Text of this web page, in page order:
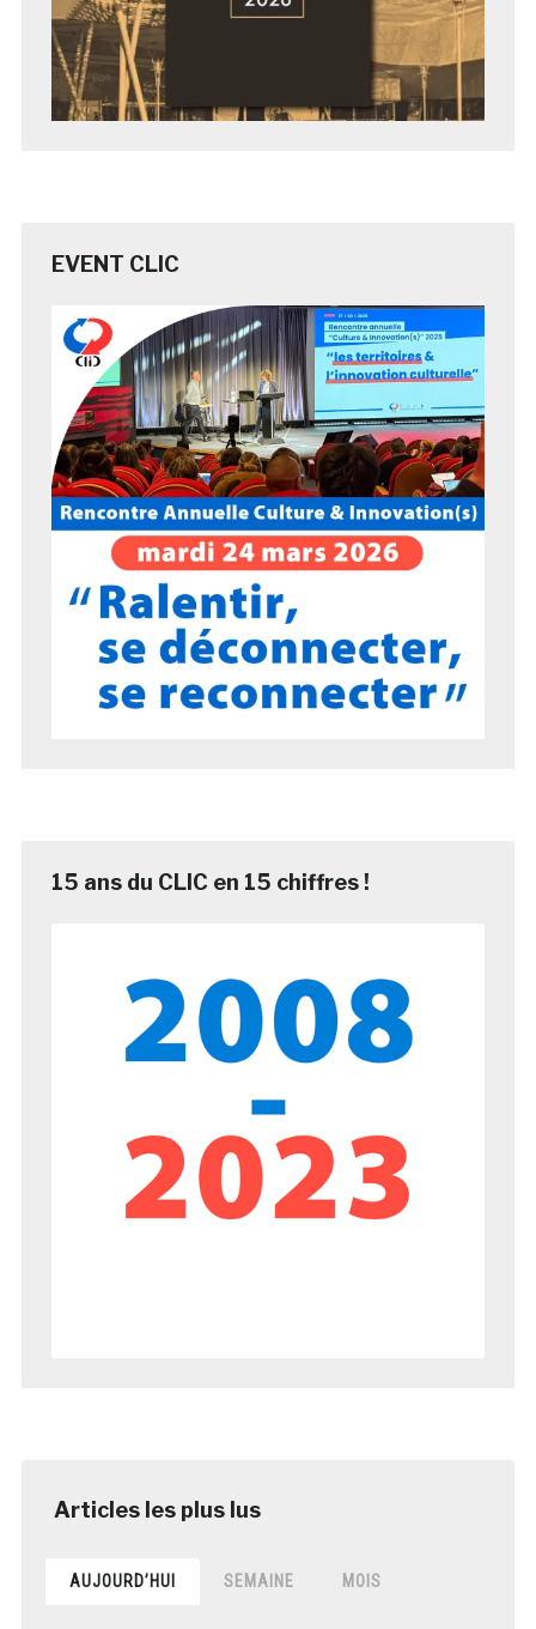
EVENT CLIC
15 ans du CLIC en 15 chiffres !
AUJOURD’HUI SEMAINE MOIS